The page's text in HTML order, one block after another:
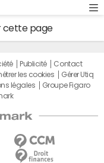
cette page
Publicité
Contact
les cookies
Gérer Utiq
légales
Groupe Figaro